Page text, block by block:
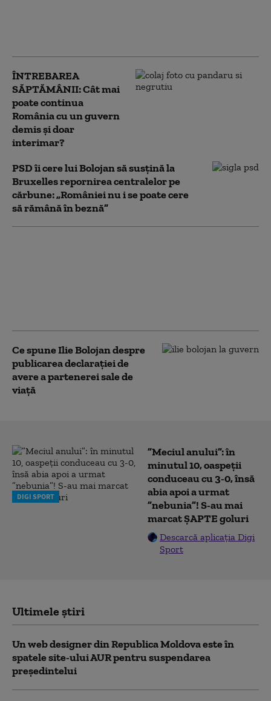
ÎNTREBAREA
SĂPTĂMÂNII: Cât mai
poate continua
România cu un guvern
demis și doar
interimar?
PSD îi cere lui Bolojan să susțină la
Bruxelles repornirea centralelor pe
cărbune: „României nu i se poate cere
să rămână în beznă”
Ce spune Ilie Bolojan despre
publicarea declarației de
avere a partenerei sale de
viață
DIGI SPORT
”Meciul anului”: în
minutul 10, oaspeții
conduceau cu 3-0, însă
abia apoi a urmat
”nebunia”! S-au mai
marcat ȘAPTE goluri
Descarcă aplicația Digi
Sport
Ultimele știri
Un web designer din Republica Moldova este în
spatele site-ului AUR pentru suspendarea
președintelui